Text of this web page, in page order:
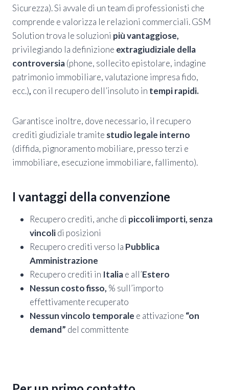
Sicurezza). Si avvale di un team di professionisti che
comprende e valorizza le relazioni commerciali. GSM
Solution trova le soluzioni più vantaggiose,
privilegiando la definizione extragiudiziale della
controversia(phone, sollecito epistolare, indagine
patrimonio immobiliare, valutazione impresa fido,
ecc.), con il recupero dell’insoluto in tempi rapidi.
Garantisce inoltre, dove necessario, il recupero
crediti giudiziale tramite studio legale interno
(diffida, pignoramento mobiliare, presso terzi e
immobiliare, esecuzione immobiliare, fallimento).
I vantaggi della convenzione
Recupero crediti, anche di piccoli importi, senza
vincolidi posizioni
Recupero crediti verso la Pubblica
Amministrazione
Recupero crediti in Italiae all’Estero
Nessun costo fisso, % sull’importo
effettivamente recuperato
Nessun vincolo temporale e attivazione “on
demand” del committente